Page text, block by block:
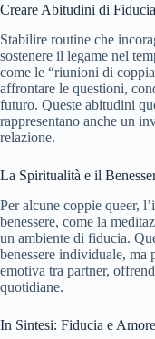
Creare Abitudini di Fiducia
Stabilire routine che
sostenere il legame nel
come le “riunioni di
affrontare le questioni,
futuro. Queste abitudini
rappresentano anche un
relazione.
La Spiritualità e il
Per alcune coppie queer,
benessere, come la
un ambiente di fiducia.
benessere individuale, ma
emotiva tra partner,
quotidiane.
In Sintesi: Fiducia e